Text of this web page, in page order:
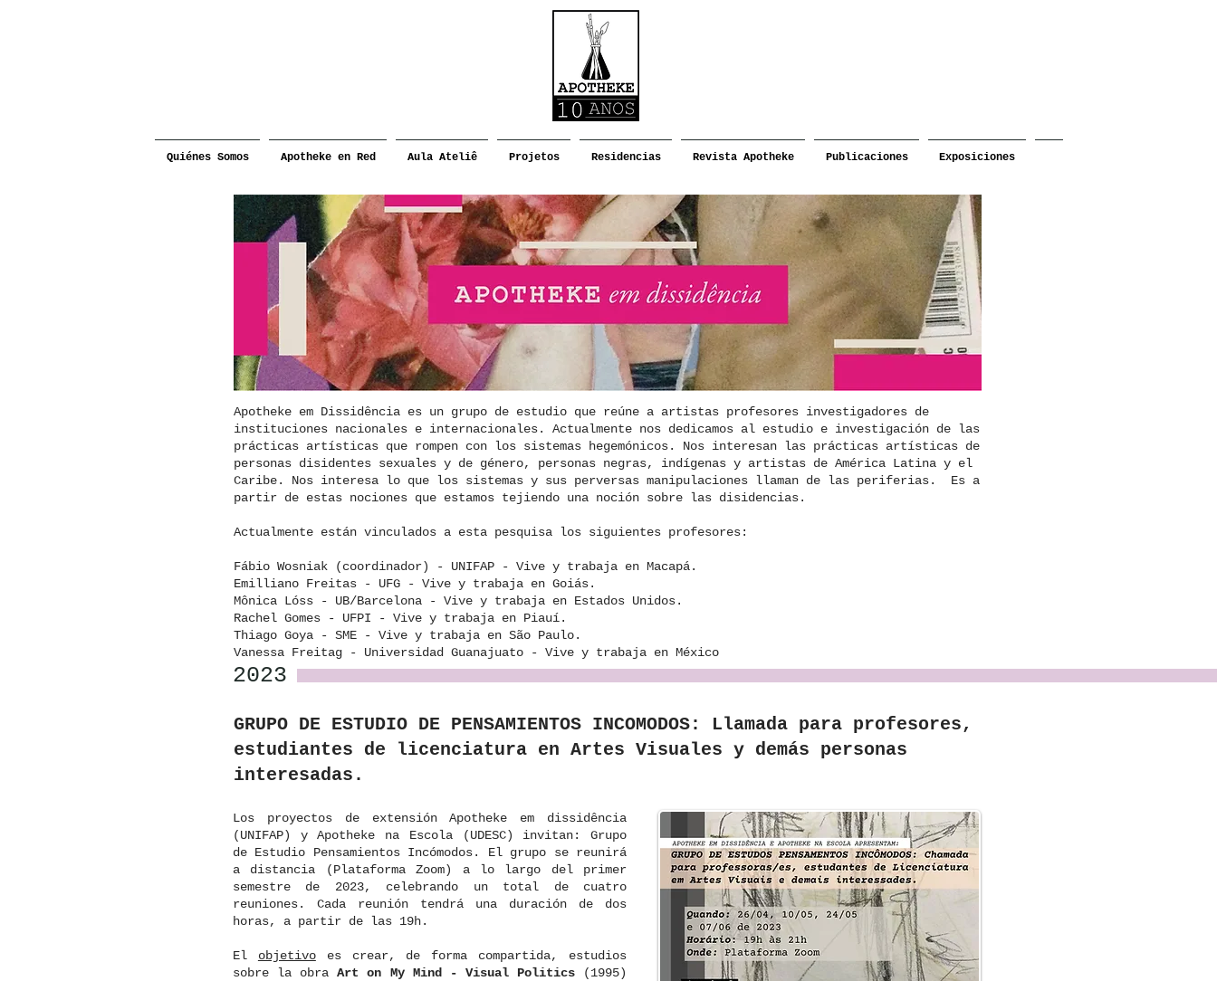
Quiénes Somos Apotheke en Red Aula Ateliê Projetos Residencias Revista Apotheke Publicaciones Exposiciones
Apotheke em Dissidência es un grupo de estudio que reúne a artistas profesores investigadores de
instituciones nacionales e internacionales. Actualmente nos dedicamos al estudio e investigación de las
prácticas artísticas que rompen con los sistemas hegemónicos. Nos interesan las prácticas artísticas de
personas disidentes sexuales y de género, personas negras, indígenas y artistas de América Latina y el
Caribe. Nos interesa lo que los sistemas y sus perversas manipulaciones llaman de las periferias. Es a
partir de estas nociones que estamos tejiendo una noción sobre las disidencias.
Actualmente están vinculados a esta pesquisa los siguientes profesores:
Fábio Wosniak (coordinador) - UNIFAP - Vive y trabaja en Macapá.
Emilliano Freitas - UFG - Vive y trabaja en Goiás.
Mônica Lóss - UB/Barcelona - Vive y trabaja en Estados Unidos.
Rachel Gomes - UFPI - Vive y trabaja en Piauí.
Thiago Goya - SME - Vive y trabaja en São Paulo.
Vanessa Freitag - Universidad Guanajuato - Vive y trabaja en México
2023
GRUPO DE ESTUDIO DE PENSAMIENTOS INCOMODOS: Llamada para profesores,
estudiantes de licenciatura en Artes Visuales y demás personas
interesadas.
Los proyectos de extensión Apotheke em dissidência
(UNIFAP) y Apotheke na Escola (UDESC) invitan: Grupo
de Estudio Pensamientos Incómodos. El grupo se reunirá
a distancia (Plataforma Zoom) a lo largo del primer
semestre de 2023, celebrando un total de cuatro
reuniones. Cada reunión tendrá una duración de dos
horas, a partir de las 19h.
El objetivoes crear, de forma compartida, estudios
sobre la obraArt on My Mind - Visual Politics(1995)